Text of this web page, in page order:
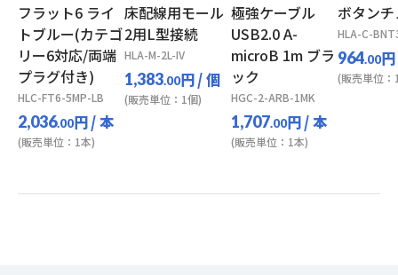
フラット6 ライ
トブルー(カテゴ
リー6対応/両端
プラグ付き)
HLC-FT6-5MP-LB
2,036.00円/ 本
(販売単位：1本)
床配線用モール
2用L型接続
HLA-M-2L-IV
1,383.00円/ 個
(販売単位：1個)
極強ケーブル
USB2.0 A-
microB 1m ブラ
ック
HGC-2-ARB-1MK
1,707.00円/ 本
(販売単位：1本)
ボタン
HLA-C-
964.00円
(販売単位：